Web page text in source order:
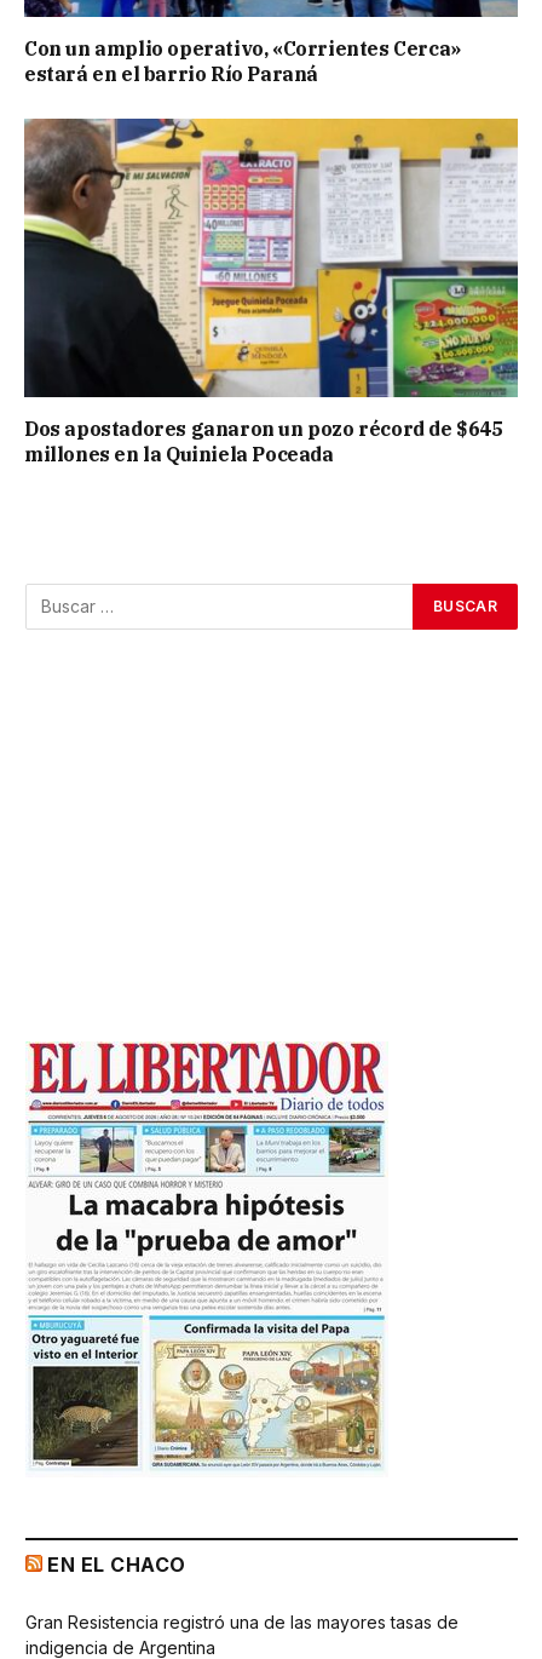
Con un amplio operativo, «Corrientes Cerca»
estará en el barrio Río Paraná
Dos apostadores ganaron un pozo récord de $645
millones en la Quiniela Poceada
EN EL CHACO
Gran Resistencia registró una de las mayores tasas de
indigencia de Argentina